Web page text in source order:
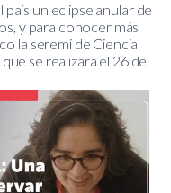
un eclipse anular de
y para conocer más
la seremi de Ciencia
se realizará el 26 de